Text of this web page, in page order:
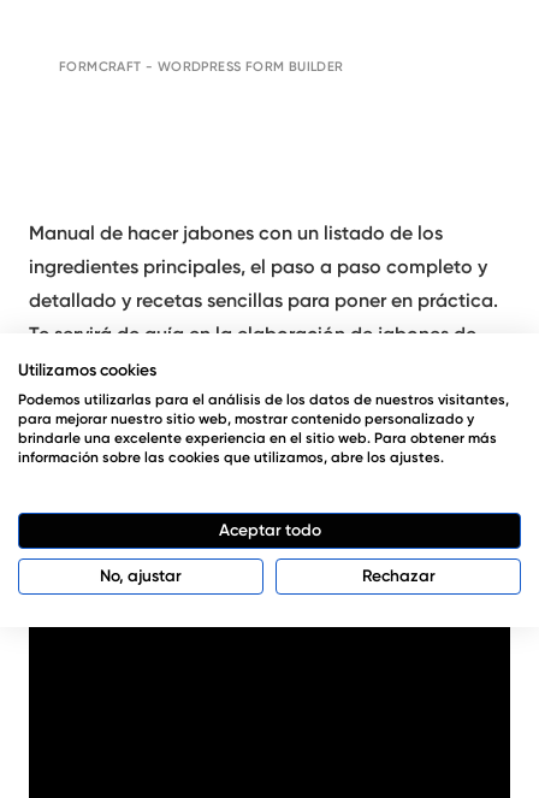
FORMCRAFT - WORDPRESS FORM BUILDER
Manual de hacer jabones con un listado de los
ingredientes principales, el paso a paso completo y
detallado y recetas sencillas para poner en práctica.
Te servirá de guía en la elaboración de jabones de
glicerina y jabones artesanales de aceite.
¿Qué encontrarás en el Manual de hacer jabones? Los
ingredientes que se pueden emplear; qué colorantes y
jabones con propiedades para la piel; y un sinfín de
trucos y consejos para que tus jabones queden
perfectos.
Utilizamos cookies
Podemos utilizarlas para el análisis de los datos de nuestros visitantes,
para mejorar nuestro sitio web, mostrar contenido personalizado y
brindarle una excelente experiencia en el sitio web. Para obtener más
información sobre las cookies que utilizamos, abre los ajustes.
Aceptar todo
No, ajustar Rechazar